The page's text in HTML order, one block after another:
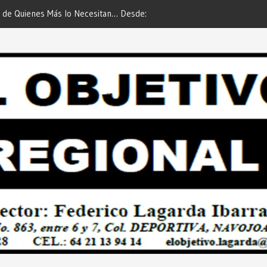
de Quienes Más lo Necesitan… Desde:
Regional”.
AUTOMÓVIL DODGE
Regional”.